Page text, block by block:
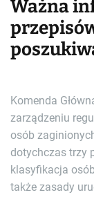
Ważna
Komenda
zarządzeniu
osób
dotychczas trzy
klasyfikacja
także zasady